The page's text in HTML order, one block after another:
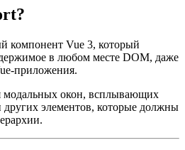
компонент Vue 3, который
в любом месте DOM, даже
приложения.
модальных окон, всплывающих
других элементов, которые должны